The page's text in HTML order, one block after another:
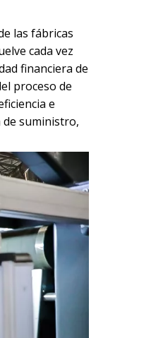
las fábricas
cada vez
financiera de
proceso de
e
suministro,